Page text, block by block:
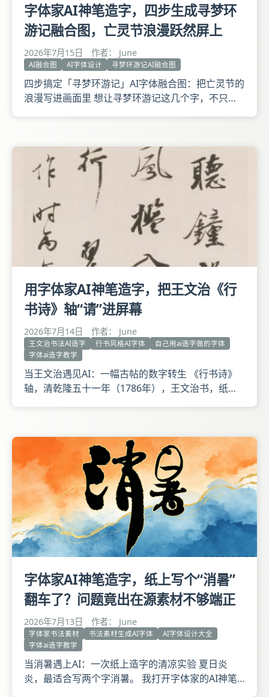
字体家AI神笔造字，四步生成寻梦环
游记融合图，亡灵节浪漫跃然屏上
2026年7月15日 作者： June
AI融合图 AI字体设计 寻梦环游记AI融合图
四步搞定「寻梦环游记」AI字体融合图：把亡灵节的
浪漫写进画面里 想让寻梦环游记这几个字，不只是
文字海报。 第一步：逛模型集市，挑一位对味的笔
迹搭档 打开字体
用字体家AI神笔造字，把王文治《行
书诗》轴“请”进屏幕
2026年7月14日 作者： June
王文治书法AI造字 行书风格AI字体
自己用ai造字做的字体
字体ai造字教学
当王文治遇见AI：一幅古帖的数字转生 《行书诗》
轴，清乾隆五十一年（1786年），王文治书，纸
阁与潘莲巢唐耀卿释无思道省待月之作。时丙午阳生
之月 文治。
字体家AI神笔造字，纸上写个“消暑”
翻车了？问题竟出在源素材不够端正
2026年7月13日 作者： June
字体家书法素材 书法素材生成AI字体
AI字体设计大全
字体ai造字教学
当消暑遇上AI：一次纸上造字的清凉实验 夏日炎
炎，最适合写两个字消暑。 我打开字体家的AI神笔